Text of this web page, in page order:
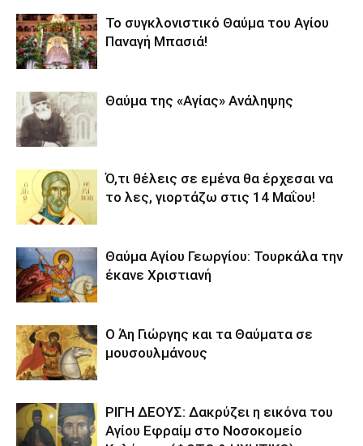
Το συγκλονιστικό Θαύμα του Αγίου
Παναγή Μπασιά!
Θαύμα της «Αγίας» Ανάληψης
Ό,τι θέλεις σε εμένα θα έρχεσαι να
το λες, γιορτάζω στις 14 Μαΐου!
Θαύμα Αγίου Γεωργίου: Τουρκάλα την
έκανε Χριστιανή
Ο Άη Γιώργης και τα Θαύματα σε
μουσουλμάνους
ΡΙΓΗ ΔΕΟΥΣ: Δακρύζει η εικόνα του
Αγίου Εφραίμ στο Νοσοκομείο